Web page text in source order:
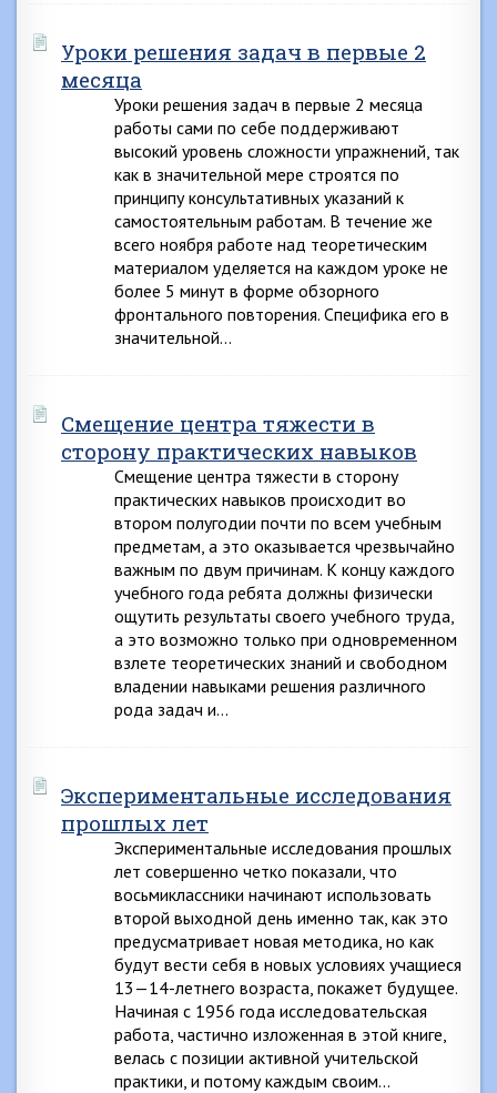
Уроки решения задач в первые 2
месяца
Уроки решения задач в первые 2 месяца
работы сами по себе поддерживают
высокий уровень сложности упражнений, так
как в значительной мере строятся по
принципу консультативных указаний к
самостоятельным работам. В течение же
всего ноября работе над теоретическим
материалом уделяется на каждом уроке не
более 5 минут в форме обзорного
фронтального повторения. Специфика его в
значительной…
Смещение центра тяжести в
сторону практических навыков
Смещение центра тяжести в сторону
практических навыков происходит во
втором полугодии почти по всем учебным
предметам, а это оказывается чрезвычайно
важным по двум причинам. К концу каждого
учебного года ребята должны физически
ощутить результаты своего учебного труда,
а это возможно только при одновременном
взлете теоретических знаний и свободном
владении навыками решения различного
рода задач и…
Экспериментальные исследования
прошлых лет
Экспериментальные исследования прошлых
лет совершенно четко показали, что
восьмиклассники начинают использовать
второй выходной день именно так, как это
предусматривает новая методика, но как
будут вести себя в новых условиях учащиеся
13—14-летнего возраста, покажет будущее.
Начиная с 1956 года исследовательская
работа, частично изложенная в этой книге,
велась с позиции активной учительской
практики, и потому каждым своим…